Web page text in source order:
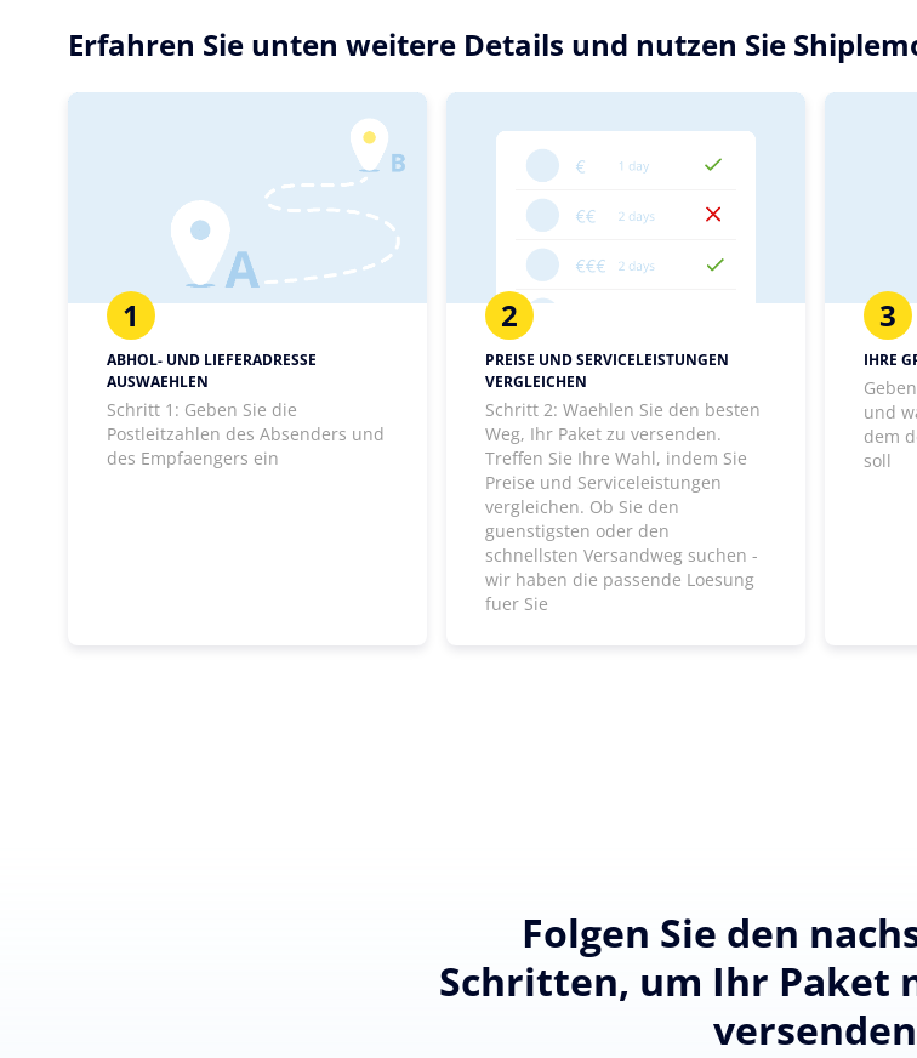
Erfahren Sie unten weitere Details und nutzen Sie
1
ABHOL- UND LIEFERADRESSE
AUSWAEHLEN
Schritt 1: Geben Sie die
Postleitzahlen des Absenders und
des Empfaengers ein
2
PREISE UND SERVICELEISTUNGEN
VERGLEICHEN
Schritt 2: Waehlen Sie den besten
Weg, Ihr Paket zu versenden.
Treffen Sie Ihre Wahl, indem Sie
Preise und Serviceleistungen
vergleichen. Ob Sie den
guenstigsten oder den
schnellsten Versandweg suchen -
wir haben die passende Loesung
fuer Sie
3
IHRE
und
dem
soll
Folgen Sie den
Schritten, um Ihr Paket
versenden